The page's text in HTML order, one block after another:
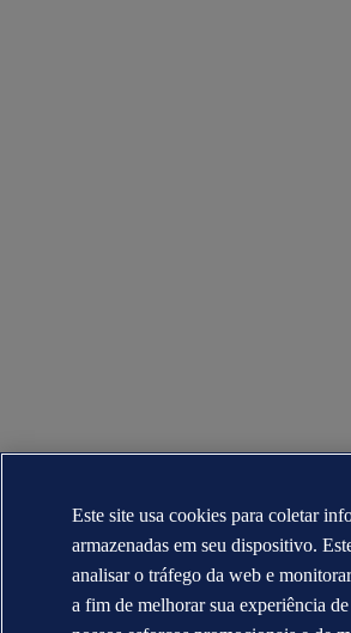
Este site usa cookies para coletar
armazenadas em seu dispositivo.
analisar o tráfego da web e
a fim de melhorar sua experiência